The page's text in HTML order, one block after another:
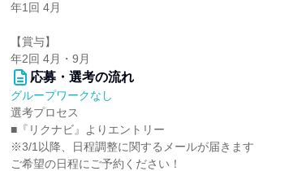
年1回 4月
【賞与】
年2回 4月・9月
応募・選考の流れ
グループワークなし
選考プロセス
■『リクナビ』よりエントリー
※3/1以降、日程調整に関するメールが届きます
ご希望の日程にご予約ください！